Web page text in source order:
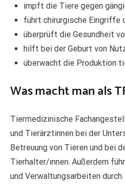
impft die Tiere gegen
führt chirurgische Eingriffe
überprüft die Gesundheit
hilft bei der Geburt von
überwacht die Produktion
Was macht man als
Tiermedizinische
und Tierärztinnen bei der
Betreuung von Tieren und bei
Tierhalter/innen. Außerdem
und Verwaltungsarbeiten durch.